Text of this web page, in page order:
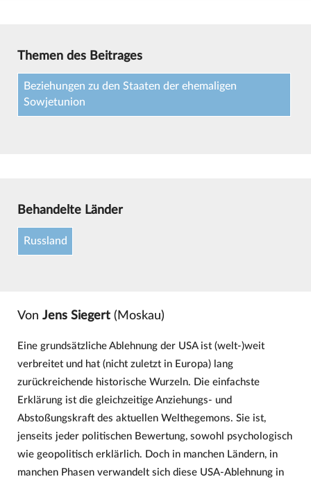
Themen des Beitrages
Beziehungen zu den Staaten der ehemaligen
Sowjetunion
Behandelte Länder
Russland
Von Jens Siegert(Moskau)
Eine grundsätzliche Ablehnung der USA ist (welt-)weit
verbreitet und hat (nicht zuletzt in Europa) lang
zurückreichende historische Wurzeln. Die einfachste
Erklärung ist die gleichzeitige Anziehungs- und
Abstoßungskraft des aktuellen Welthegemons. Sie ist,
jenseits jeder politischen Bewertung, sowohl psychologisch
wie geopolitisch erklärlich. Doch in manchen Ländern, in
manchen Phasen verwandelt sich diese USA-Ablehnung in